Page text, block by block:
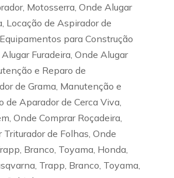
Motosserra, Onde Alugar
Locação de Aspirador de
para Construção
Furadeira, Onde Alugar
e Reparo de
de Grama, Manutenção e
Aparador de Cerca Viva,
Onde Comprar Roçadeira,
de Folhas, Onde
Branco, Toyama, Honda,
Trapp, Branco, Toyama,